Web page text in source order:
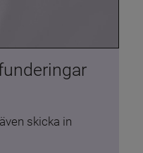
skicka in